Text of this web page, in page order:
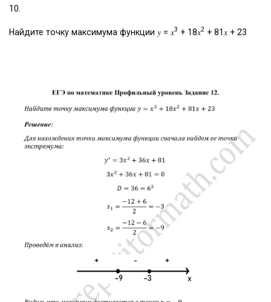
10.
Найдите точку максимума функции 𝑦 = 𝑥3 + 18𝑥2 + 81𝑥 + 23